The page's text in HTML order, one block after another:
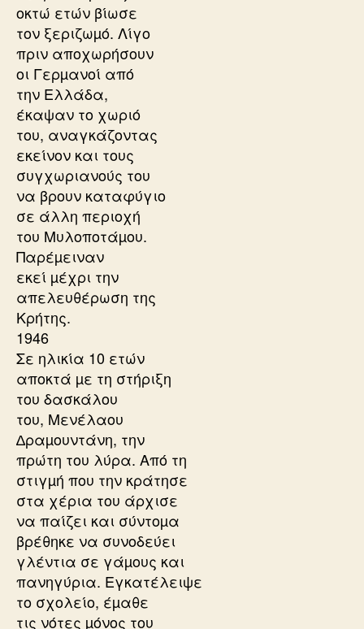
οκτώ ετών βίωσε
τον ξεριζωµό. Λίγο
πριν αποχωρήσουν
οι Γερµανοί από
την Ελλάδα,
έκαψαν το χωριό
του, αναγκάζοντας
εκείνον και τους
συγχωριανούς του
να βρουν καταφύγιο
σε άλλη περιοχή
του Μυλοποτάµου.
Παρέµειναν
εκεί µέχρι την
απελευθέρωση της
Κρήτης.
1946
Σε ηλικία 10 ετών
αποκτά µε τη στήριξη
του δασκάλου
του, Μενέλαου
∆ραµουντάνη, την
πρώτη του λύρα. Από τη
στιγµή που την κράτησε
στα χέρια του άρχισε
να παίζει και σύντοµα
βρέθηκε να συνοδεύει
γλέντια σε γάµους και
πανηγύρια. Εγκατέλειψε
το σχολείο, έµαθε
τις νότες µόνος του